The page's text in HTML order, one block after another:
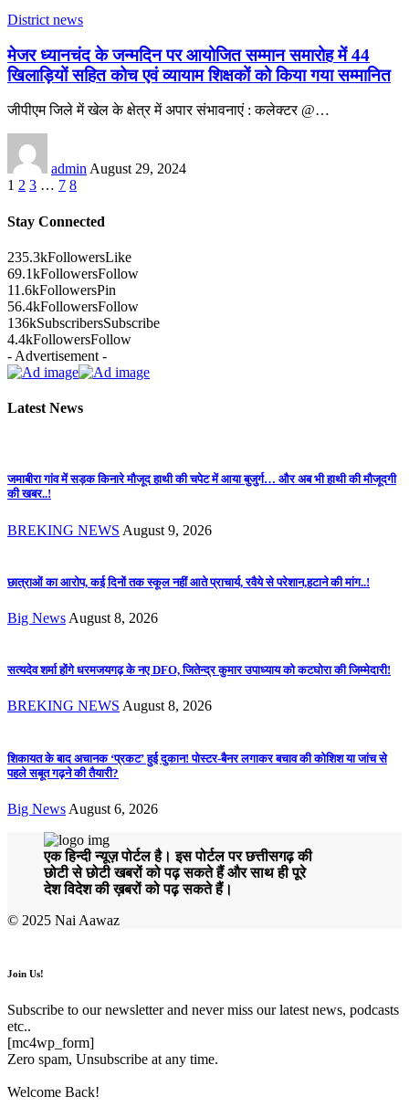
District news
मेजर ध्यानचंद के जन्मदिन पर आयोजित सम्मान समारोह में 44
खिलाड़ियों सहित कोच एवं व्यायाम शिक्षकों को किया गया सम्मानित
जीपीएम जिले में खेल के क्षेत्र में अपार संभावनाएं : कलेक्टर @…
admin August 29, 2024
1 2 3 … 7 8
Stay Connected
235.3kFollowersLike
69.1kFollowersFollow
11.6kFollowersPin
56.4kFollowersFollow
136kSubscribersSubscribe
4.4kFollowersFollow
- Advertisement -
Latest News
जमाबीरा गांव में सड़क किनारे मौजूद हाथी की चपेट में आया बुजुर्ग… और अब भी हाथी की मौजूदगी
की खबर..!
BREKING NEWS August 9, 2026
छात्राओं का आरोप, कई दिनों तक स्कूल नहीं आते प्राचार्य, रवैये से परेशान,हटाने की मांग..!
Big News August 8, 2026
सत्यदेव शर्मा होंगे धरमजयगढ़ के नए DFO, जितेन्द्र कुमार उपाध्याय को कटघोरा की जिम्मेदारी!
BREKING NEWS August 8, 2026
शिकायत के बाद अचानक ‘प्रकट’ हुई दुकान! पोस्टर-बैनर लगाकर बचाव की कोशिश या जांच से
पहले सबूत गढ़ने की तैयारी?
Big News August 6, 2026
एक हिन्दी न्यूज़ पोर्टल है। इस पोर्टल पर छत्तीसगढ़ की
छोटी से छोटी खबरों को पढ़ सकते हैं और साथ ही पूरे
देश विदेश की ख़बरों को पढ़ सकते हैं।
© 2025 Nai Aawaz
Join Us!
Subscribe to our newsletter and never miss our latest news, podcasts
etc..
[mc4wp_form]
Zero spam, Unsubscribe at any time.
Welcome Back!